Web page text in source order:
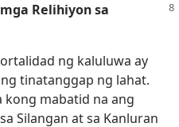
window)
Relihiyon sa
ng kaluluwa ay
tinatanggap ng lahat.
kong mabatid na ang
Silangan at sa Kanluran